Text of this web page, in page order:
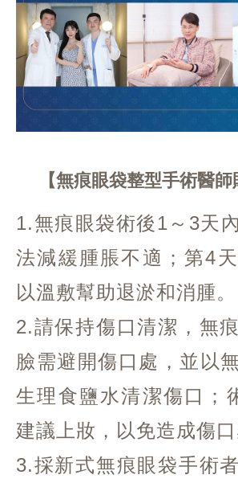
無痕眼袋整型手術醫師
1.無痕眼袋術後1～3天
法減緩腫脹不適；第4
以溫敷幫助退淤和消腫。
2.請保持傷口清潔，無
臉需避開傷口處，並以
生理食鹽水清潔傷口；
建議上妝，以免造成傷口
3.採新式無痕眼袋手術